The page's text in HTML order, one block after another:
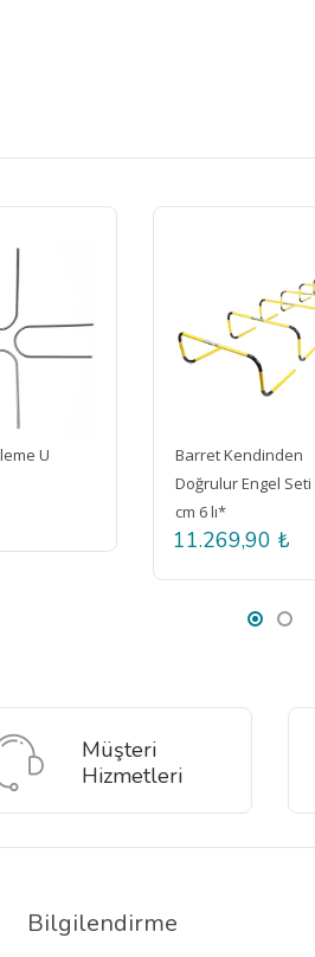
Barret Kendinden
Doğrulur Engel Seti Sarı 40
11.269,90 ₺
Müşteri
Hizmetleri
Bilgilendirme